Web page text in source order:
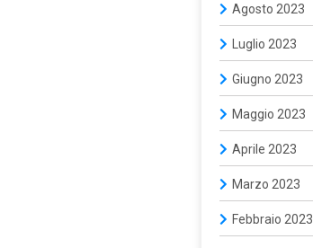
Agosto 2023
Luglio 2023
Giugno 2023
Maggio 2023
Aprile 2023
Marzo 2023
Febbraio 2023